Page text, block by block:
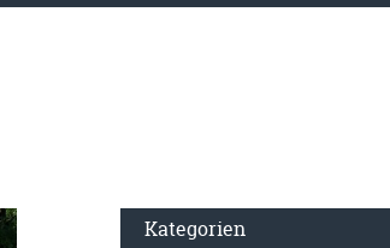
Kategorien